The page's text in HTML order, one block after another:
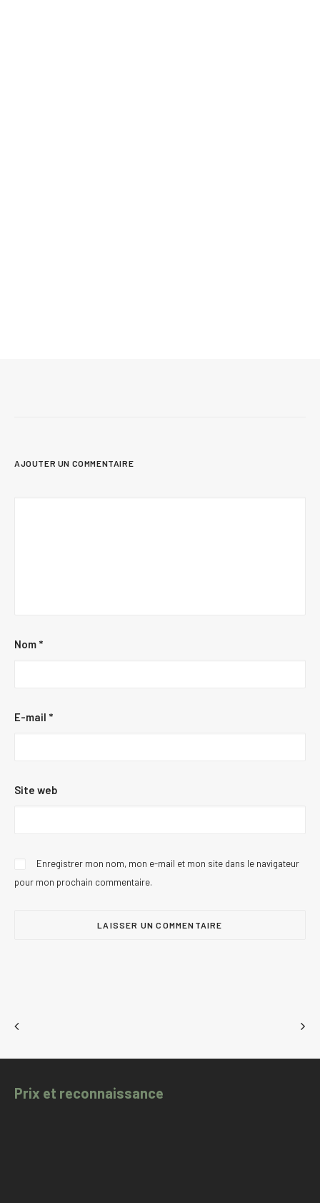
AJOUTER UN COMMENTAIRE
Nom *
E-mail *
Site web
Enregistrer mon nom, mon e-mail et mon site dans le navigateur
pour mon prochain commentaire.
Prix et reconnaissance